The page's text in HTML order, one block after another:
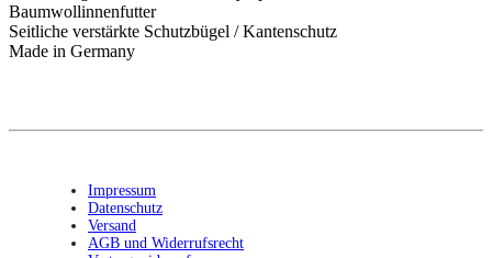
Baumwollinnenfutter
Seitliche verstärkte Schutzbügel / Kantenschutz
Made in Germany
Impressum
Datenschutz
Versand
AGB und Widerrufsrecht